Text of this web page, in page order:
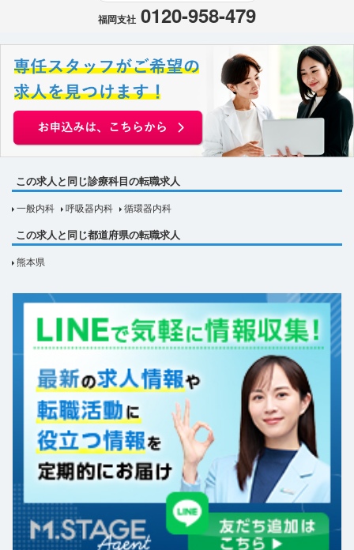
福岡支社 0120-958-479
この求人と同じ診療科目の転職求人
一般内科 呼吸器内科 循環器内科
この求人と同じ都道府県の転職求人
熊本県